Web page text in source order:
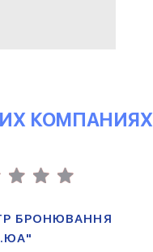
КОМПАНИЯХ
БРОНЮВАННЯ